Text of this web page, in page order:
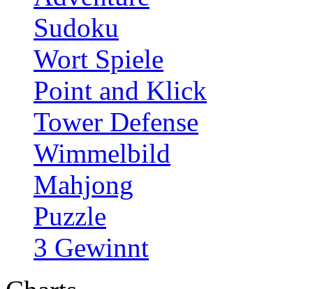
Sudoku
Wort Spiele
Point and Klick
Tower Defense
Wimmelbild
Mahjong
Puzzle
3 Gewinnt